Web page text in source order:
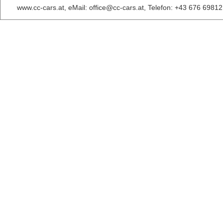
www.cc-cars.at, eMail: office@cc-cars.at, Telefon: +43 676